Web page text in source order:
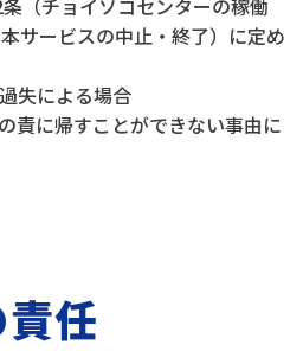
（チョイソコセンターの稼働
サービスの中止・終了）に定め
失による場合
責に帰すことができない事由に
任